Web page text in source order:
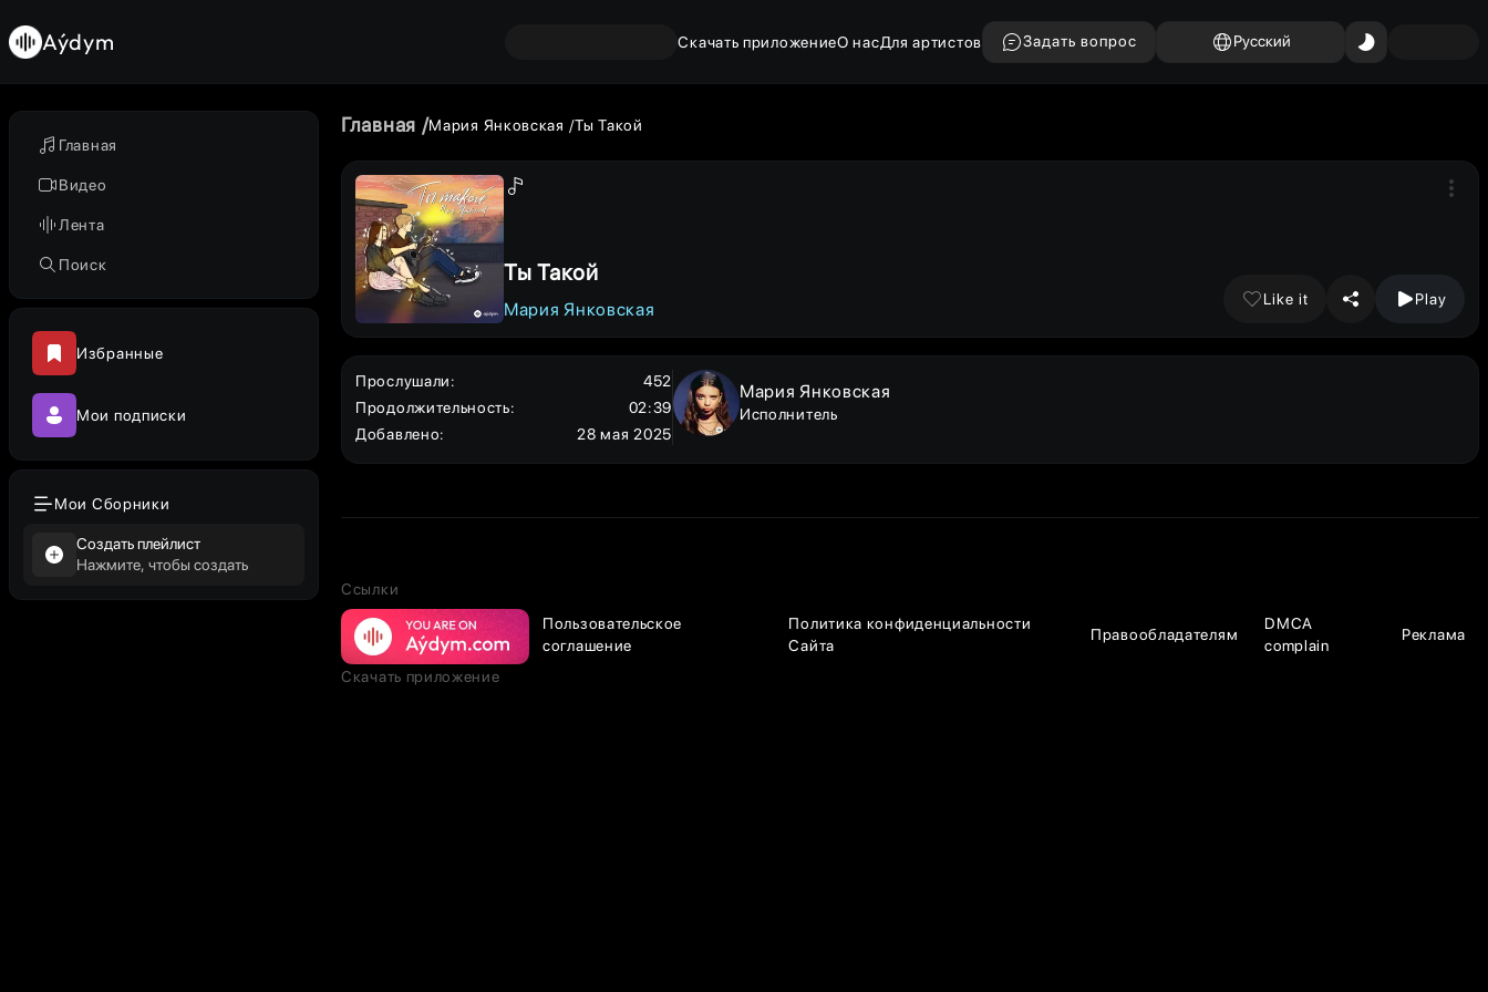
Главная
Видео
Лента
Поиск
Избранные
Мои подписки
Мои Сборники
Создать плейлист
Нажмите, чтобы создать
Aýdym Скачать приложениеО насДля артистов Задать вопрос Русский
Главная Мария Янковская Ты Такой
Ты Такой
Мария Янковская
Like it Play
Прослушали:
452
Продолжительность:
02:39
Добавлено: 28 мая 2025
Мария Янковская
Исполнитель
Ссылки
Пользовательское
соглашение
Политика конфиденциальности
Сайта
Правообладателям
DMCA
complain
Реклама
Скачать приложение